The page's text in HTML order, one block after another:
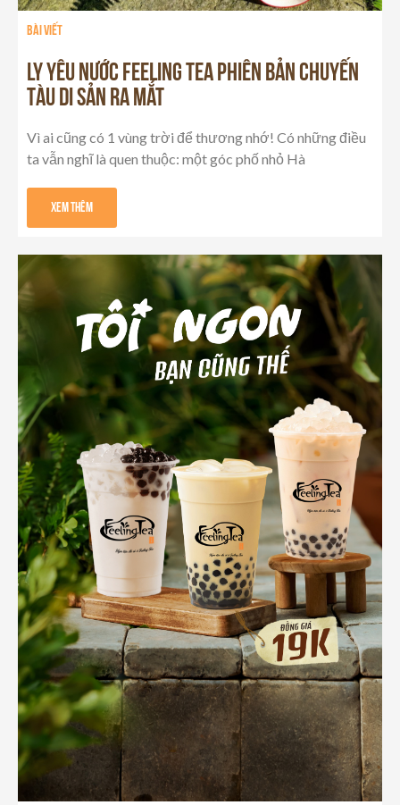
Bài viết
LY YÊU NƯỚC FEELING TEA PHIÊN BẢN CHUYẾN
TÀU DI SẢN RA MẮT
Vì ai cũng có 1 vùng trời để thương nhớ! Có những điều
ta vẫn nghĩ là quen thuộc: một góc phố nhỏ Hà
Xem Thêm